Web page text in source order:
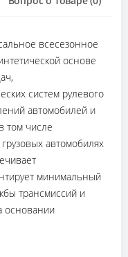
всесезонное
основе
систем рулевого
автомобилей и
том числе
автомобилях
минимальный
трансмиссий и
основании